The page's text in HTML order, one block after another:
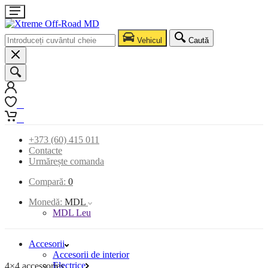
Vehicul Caută
+373 (60) 415 011
Contacte
Urmărește comanda
Compară: 0
Monedă: MDL
MDL Leu
Accesorii
Accesorii de interior
Electrice
4×4 accessories